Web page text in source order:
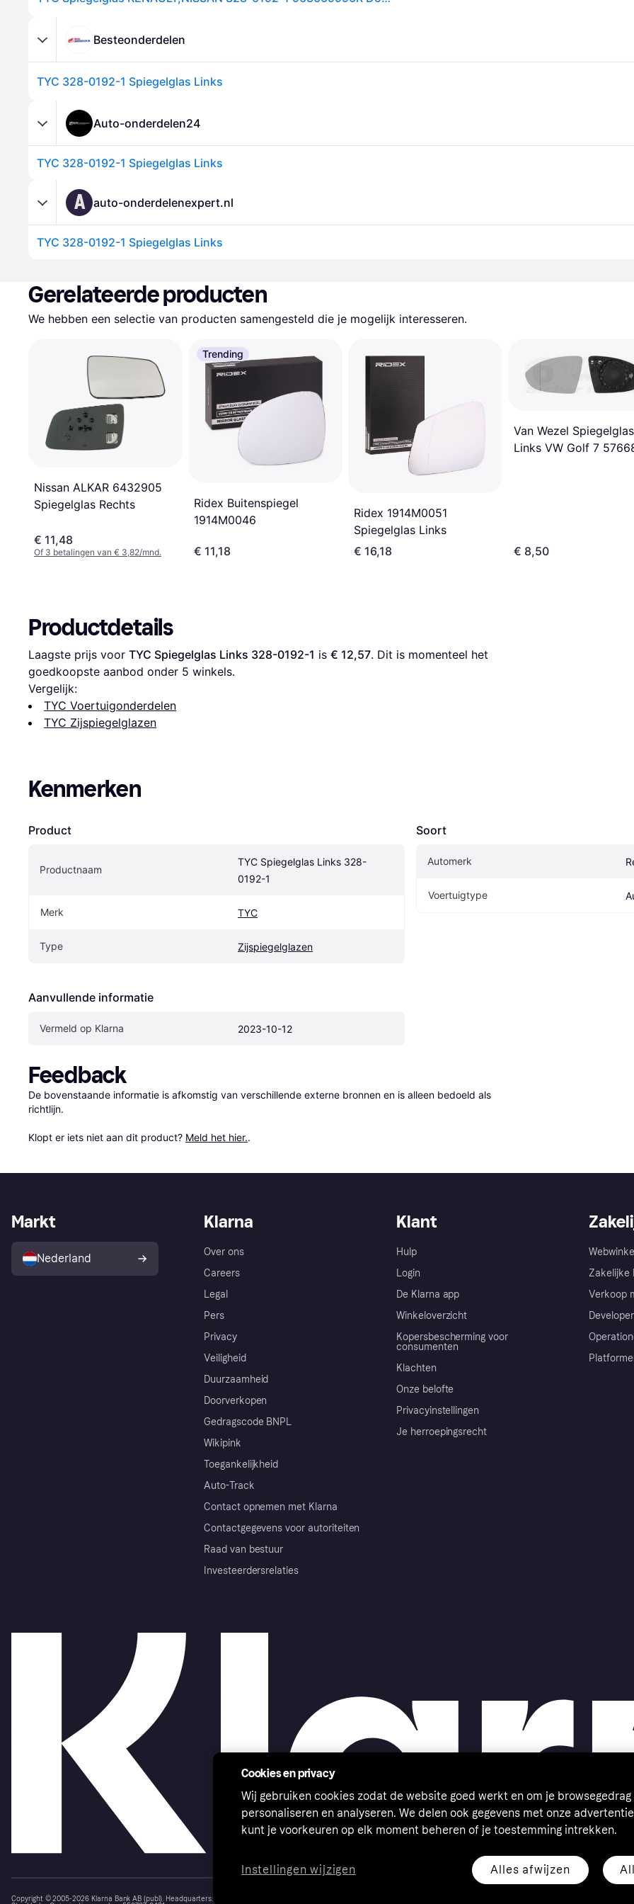
Besteonderdelen
TYC 328-0192-1 Spiegelglas Links
Auto-onderdelen24
TYC 328-0192-1 Spiegelglas Links
A auto-onderdelenexpert.nl
TYC 328-0192-1 Spiegelglas Links
Gerelateerde producten
We hebben een selectie van producten samengesteld die je mogelijk interesseren.
Nissan ALKAR 6432905
Spiegelglas Rechts
€ 11,48
Of 3 betalingen van € 3,82/mnd.
Trending
Ridex Buitenspiegel
1914M0046
€ 11,18
Ridex 1914M0051
Spiegelglas Links
€ 16,18
Van Wezel Spiegelglas
Links VW Golf 7
€ 8,50
Productdetails
Laagste prijs voor TYC Spiegelglas Links 328-0192-1 is € 12,57. Dit is momenteel het
goedkoopste aanbod onder 5 winkels.
Vergelijk:
TYC Voertuigonderdelen
TYC Zijspiegelglazen
Kenmerken
Product
Productnaam
TYC Spiegelglas Links 328-
0192-1
Merk TYC
Type Zijspiegelglazen
Aanvullende informatie
Vermeld op Klarna 2023-10-12
Soort
Automerk
Voertuigtype
Feedback
De bovenstaande informatie is afkomstig van verschillende externe bronnen en is alleen bedoeld als
richtlijn.
Klopt er iets niet aan dit product? Meld het hier..
Klarna
Over ons
Careers
Legal
Pers
Privacy
Veiligheid
Duurzaamheid
Doorverkopen
Gedragscode BNPL
Wikipink
Toegankelijkheid
Auto-Track
Contact opnemen met Klarna
Contactgegevens voor autoriteiten
Raad van bestuur
Investeerdersrelaties
Klant
Hulp
Login
De Klarna app
Winkeloverzicht
Kopersbescherming voor
consumenten
Klachten
Onze belofte
Privacyinstellingen
Je herroepingsrecht
Zakelijke
Verkoop
Markt
Nederland
Copyright © 2005-2026 Klarna Bank AB (publ). Headquarters: Stockholm, Sweden. All rights reserved. Klarna Bank AB (publ). Sveavägen 46, 111 34
Cookies en privacy
Wij gebruiken cookies zodat de website goed werkt en om je browsegedrag
personaliseren en analyseren. We delen ook gegevens met onze
kunt je voorkeuren op elk moment beheren of je toestemming intrekken.
Alles afwijzen
Instellingen wijzigen